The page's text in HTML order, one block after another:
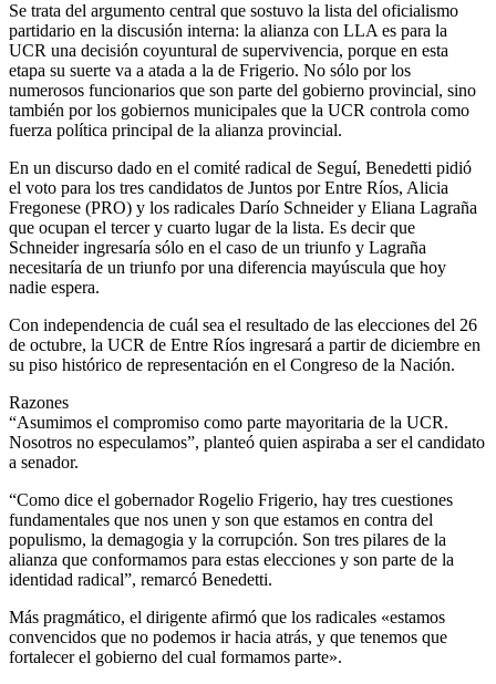
Se trata del argumento central que sostuvo la lista del oficialismo
partidario en la discusión interna: la alianza con LLA es para la
UCR una decisión coyuntural de supervivencia, porque en esta
etapa su suerte va a atada a la de Frigerio. No sólo por los
numerosos funcionarios que son parte del gobierno provincial, sino
también por los gobiernos municipales que la UCR controla como
fuerza política principal de la alianza provincial.
En un discurso dado en el comité radical de Seguí, Benedetti pidió
el voto para los tres candidatos de Juntos por Entre Ríos, Alicia
Fregonese (PRO) y los radicales Darío Schneider y Eliana Lagraña
que ocupan el tercer y cuarto lugar de la lista. Es decir que
Schneider ingresaría sólo en el caso de un triunfo y Lagraña
necesitaría de un triunfo por una diferencia mayúscula que hoy
nadie espera.
Con independencia de cuál sea el resultado de las elecciones del 26
de octubre, la UCR de Entre Ríos ingresará a partir de diciembre en
su piso histórico de representación en el Congreso de la Nación.
Razones
“Asumimos el compromiso como parte mayoritaria de la UCR.
Nosotros no especulamos”, planteó quien aspiraba a ser el candidato
a senador.
“Como dice el gobernador Rogelio Frigerio, hay tres cuestiones
fundamentales que nos unen y son que estamos en contra del
populismo, la demagogia y la corrupción. Son tres pilares de la
alianza que conformamos para estas elecciones y son parte de la
identidad radical”, remarcó Benedetti.
Más pragmático, el dirigente afirmó que los radicales «estamos
convencidos que no podemos ir hacia atrás, y que tenemos que
fortalecer el gobierno del cual formamos parte».